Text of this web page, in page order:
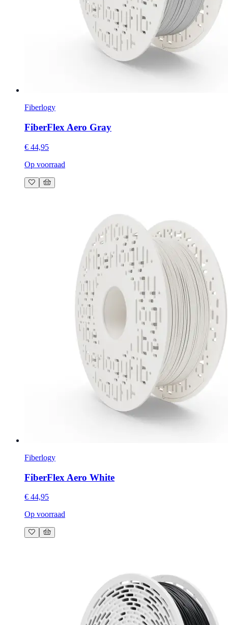
Fiberlogy
FiberFlex Aero Gray
€ 44,95
Op voorraad
Fiberlogy
FiberFlex Aero White
€ 44,95
Op voorraad